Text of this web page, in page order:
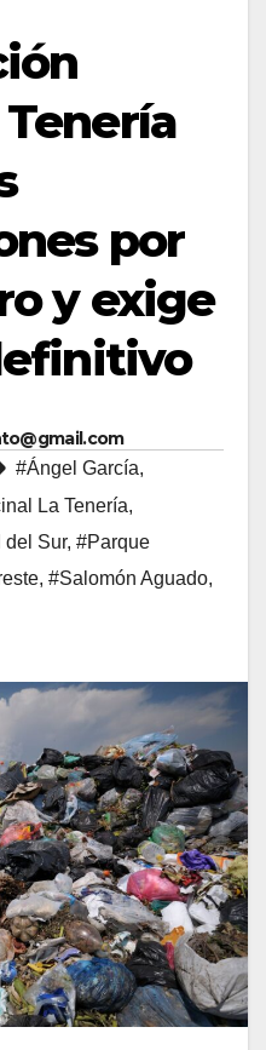
por
y exige
#Ángel García,
La Tenería,
del Sur, #Parque
, #Salomón Aguado,